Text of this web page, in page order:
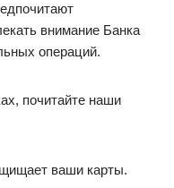
внимание Банка
операций.
почитайте наши
ваши карты.